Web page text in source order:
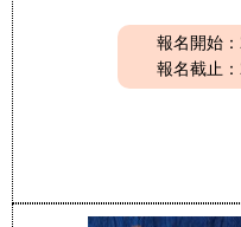
報名開始
報名截止